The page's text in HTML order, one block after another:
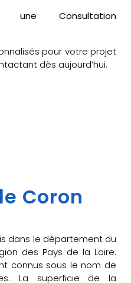
une Consultation
pour votre projet
dès aujourd’hui.
Coron
dans le département du
des Pays de la Loire.
connus sous le nom de
La superficie de la